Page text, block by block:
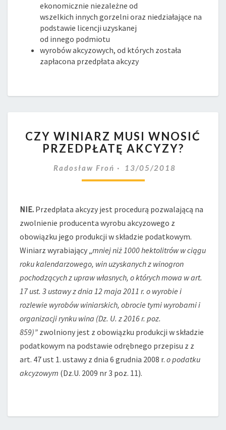
ekonomicznie niezależne od
wszelkich innych gorzelni oraz niedziałające na
podstawie licencji uzyskanej
od innego podmiotu
wyrobów akcyzowych, od których została
zapłacona przedpłata akcyzy
WINIARZ
MUSI
PRZEDPŁATĘ
AKCYZY?
CZY WINIARZ MUSI WNOSIĆ
PRZEDPŁATĘ AKCYZY?
Radosław Froń 13/05/2018
NIE. Przedpłata akcyzy jest procedurą pozwalającą na
zwolnienie producenta wyrobu akcyzowego z
obowiązku jego produkcji w składzie podatkowym.
Winiarz wyrabiający „mniej niż 1000 hektolitrów w ciągu
roku kalendarzowego, win uzyskanych z winogron
pochodzących z upraw własnych, o których mowa w art.
17 ust. 3 ustawy z dnia 12 maja 2011 r. o wyrobie i
rozlewie wyrobów winiarskich, obrocie tymi wyrobami i
organizacji rynku wina (Dz. U. z 2016 r. poz.
859)” zwolniony jest z obowiązku produkcji w składzie
podatkowym na podstawie odrębnego przepisu z z
art. 47 ust 1. ustawy z dnia 6 grudnia 2008 r. o podatku
akcyzowym (Dz.U. 2009 nr 3 poz. 11).